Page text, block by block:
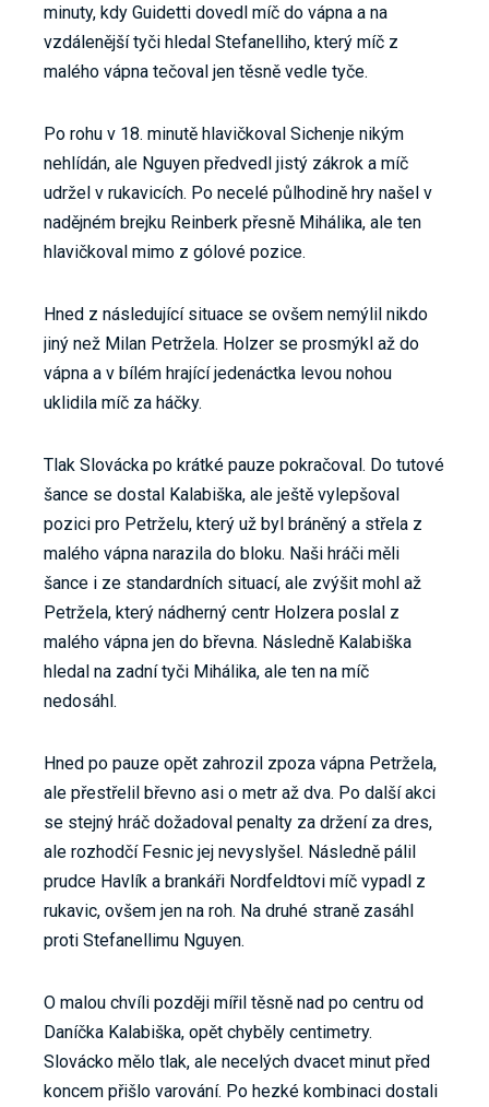
minuty, kdy Guidetti dovedl míč do vápna a na
vzdálenější tyči hledal Stefanelliho, který míč z
malého vápna tečoval jen těsně vedle tyče.
Po rohu v 18. minutě hlavičkoval Sichenje nikým
nehlídán, ale Nguyen předvedl jistý zákrok a míč
udržel v rukavicích. Po necelé půlhodině hry našel v
nadějném brejku Reinberk přesně Mihálika, ale ten
hlavičkoval mimo z gólové pozice.
Hned z následující situace se ovšem nemýlil nikdo
jiný než Milan Petržela. Holzer se prosmýkl až do
vápna a v bílém hrající jedenáctka levou nohou
uklidila míč za háčky.
Tlak Slovácka po krátké pauze pokračoval. Do tutové
šance se dostal Kalabiška, ale ještě vylepšoval
pozici pro Petrželu, který už byl bráněný a střela z
malého vápna narazila do bloku. Naši hráči měli
šance i ze standardních situací, ale zvýšit mohl až
Petržela, který nádherný centr Holzera poslal z
malého vápna jen do břevna. Následně Kalabiška
hledal na zadní tyči Mihálika, ale ten na míč
nedosáhl.
Hned po pauze opět zahrozil zpoza vápna Petržela,
ale přestřelil břevno asi o metr až dva. Po další akci
se stejný hráč dožadoval penalty za držení za dres,
ale rozhodčí Fesnic jej nevyslyšel. Následně pálil
prudce Havlík a brankáři Nordfeldtovi míč vypadl z
rukavic, ovšem jen na roh. Na druhé straně zasáhl
proti Stefanellimu Nguyen.
O malou chvíli později mířil těsně nad po centru od
Daníčka Kalabiška, opět chyběly centimetry.
Slovácko mělo tlak, ale necelých dvacet minut před
koncem přišlo varování. Po hezké kombinaci dostali